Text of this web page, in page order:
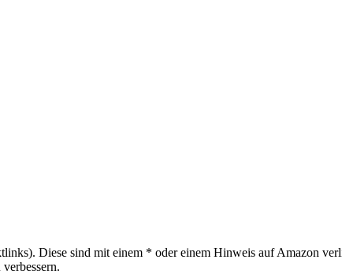
Diese sind mit einem * oder einem Hinweis auf Amazon